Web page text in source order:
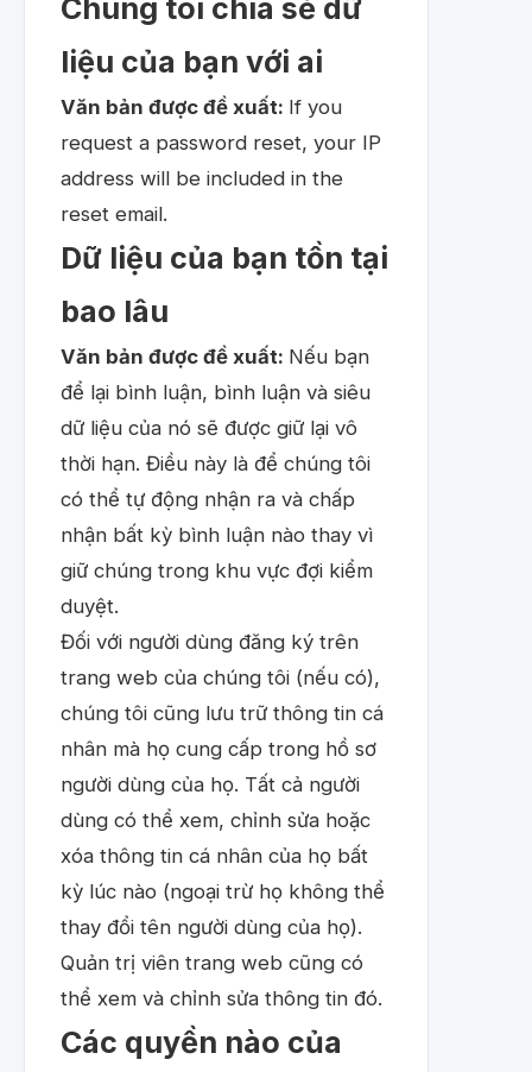
Chúng tôi chia sẻ dữ
liệu của bạn với ai
Văn bản được đề xuất: If you
request a password reset, your IP
address will be included in the
reset email.
Dữ liệu của bạn tồn tại
bao lâu
Văn bản được đề xuất: Nếu bạn
để lại bình luận, bình luận và siêu
dữ liệu của nó sẽ được giữ lại vô
thời hạn. Điều này là để chúng tôi
có thể tự động nhận ra và chấp
nhận bất kỳ bình luận nào thay vì
giữ chúng trong khu vực đợi kiểm
duyệt.
Đối với người dùng đăng ký trên
trang web của chúng tôi (nếu có),
chúng tôi cũng lưu trữ thông tin cá
nhân mà họ cung cấp trong hồ sơ
người dùng của họ. Tất cả người
dùng có thể xem, chỉnh sửa hoặc
xóa thông tin cá nhân của họ bất
kỳ lúc nào (ngoại trừ họ không thể
thay đổi tên người dùng của họ).
Quản trị viên trang web cũng có
thể xem và chỉnh sửa thông tin đó.
Các quyền nào của